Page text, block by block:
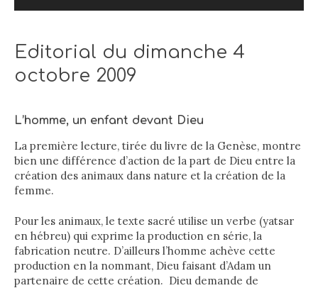
Editorial du dimanche 4
octobre 2009
L’homme, un enfant devant Dieu
La première lecture, tirée du livre de la Genèse, montre
bien une différence d’action de la part de Dieu entre la
création des animaux dans nature et la création de la
femme.
Pour les animaux, le texte sacré utilise un verbe (yatsar
en hébreu) qui exprime la production en série, la
fabrication neutre. D’ailleurs l’homme achève cette
production en la nommant, Dieu faisant d’Adam un
partenaire de cette création. Dieu demande de